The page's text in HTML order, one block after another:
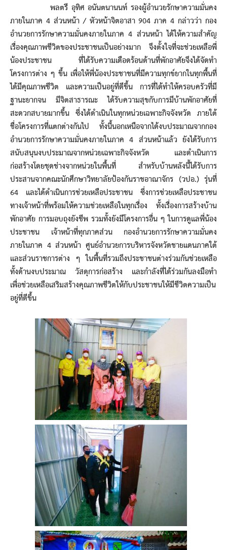
พลตรี อุทิศ อนันตนานนท์ รองผู้อำนวยรักษาความมั่นคง
ภายในภาค 4 ส่วนหน้า / หัวหน้าจิตอาสา 904 ภาค 4 กล่าวว่า กอง
อำนวยการรักษาความมั่นคงภายในภาค 4 ส่วนหน้า ได้ให้ความสำคัญ
เรื่องคุณภาพชีวิตของประชาชนเป็นอย่างมาก จึงตั้งใจที่จะช่วยเหลือพี่
น้องประชาชน ที่ได้รับความเดือดร้อนด้านที่พักอาศัยจึงได้จัดทำ
โครงการต่าง ๆ ขึ้น เพื่อให้พี่น้องประชาชนที่มีความทุกข์ยากในทุกพื้นที่
ได้มีคุณภาพชีวิต และความเป็นอยู่ที่ดีขึ้น การที่ได้ทำให้ครอบครัวที่มี
ฐานะยากจน มีจิตสาธารณะ ได้รับความสุขกับการมีบ้านพักอาศัยที่
สะดวกสบายมากขึ้น ซึ่งได้ดำเนินในทุกหน่วยเฉพาะกิจจังหวัด ภายใต้
ชื่อโครงการที่แตกต่างกันไป ทั้งนี้นอกเหนือจากได้งบประมาณจากกอง
อำนวยการรักษาความมั่นคงภายในภาค 4 ส่วนหน้าแล้ว ยังได้รับการ
สนับสนุนงบประมาณจากหน่วยเฉพาะกิจจังหวัด และดำเนินการ
ก่อสร้างโดยชุดช่างจากหน่วยในพื้นที่ สำหรับบ้านหลังนี้ได้รับการ
ประสานจากคณะนักศึกษาวิทยาลัยป้องกันราชอาณาจักร (วปอ.) รุ่นที่
64 และได้ดำเนินการช่วยเหลือประชาชน ซึ่งการช่วยเหลือประชาชน
ทางเจ้าหน้าที่พร้อมให้ความช่วยเหลือในทุกเรื่อง ทั้งเรื่องการสร้างบ้าน
พักอาศัย การมอบถุงยังชีพ รวมทั้งยังมีโครงการอื่น ๆ ในการดูแลพี่น้อง
ประชาชน เจ้าหน้าที่ทุกภาคส่วน กองอำนวยการรักษาความมั่นคง
ภายในภาค 4 ส่วนหน้า ศูนย์อำนวยการบริหารจังหวัดชายแดนภาคใต้
และส่วนราชการต่าง ๆ ในพื้นที่รวมถึงประชาชนต่างร่วมกันช่วยเหลือ
ทั้งด้านงบประมาณ วัสดุการก่อสร้าง และกำลังที่ได้ร่วมกันลงมือทำ
เพื่อช่วยเหลือเสริมสร้างคุณภาพชีวิตให้กับประชาชนให้มีชีวิตความเป็น
อยู่ที่ดีขึ้น